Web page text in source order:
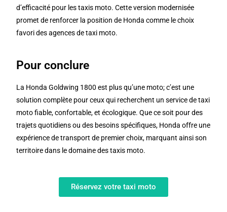
d’efficacité pour les taxis moto. Cette version modernisée
promet de renforcer la position de Honda comme le choix
favori des agences de taxi moto.
Pour conclure
La Honda Goldwing 1800 est plus qu’une moto; c’est une
solution complète pour ceux qui recherchent un service de taxi
moto fiable, confortable, et écologique. Que ce soit pour des
trajets quotidiens ou des besoins spécifiques, Honda offre une
expérience de transport de premier choix, marquant ainsi son
territoire dans le domaine des taxis moto.
Réservez votre taxi moto